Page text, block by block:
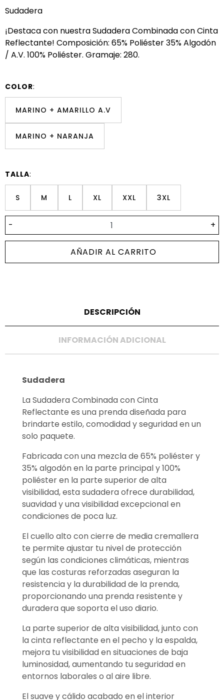
Sudadera
¡Destaca con nuestra Sudadera Combinada con Cinta
Reflectante! Composición: 65% Poliéster 35% Algodón
/ A.V. 100% Poliéster. Gramaje: 280.
COLOR:
MARINO + AMARILLO A.V
MARINO + NARANJA
TALLA:
S M L XL XXL 3XL
- +
AÑADIR AL CARRITO
DESCRIPCIÓN
INFORMACIÓN ADICIONAL
Sudadera
La Sudadera Combinada con Cinta
Reflectante es una prenda diseñada para
brindarte estilo, comodidad y seguridad en un
solo paquete.
Fabricada con una mezcla de 65% poliéster y
35% algodón en la parte principal y 100%
poliéster en la parte superior de alta
visibilidad, esta sudadera ofrece durabilidad,
suavidad y una visibilidad excepcional en
condiciones de poca luz.
El cuello alto con cierre de media cremallera
te permite ajustar tu nivel de protección
según las condiciones climáticas, mientras
que las costuras reforzadas aseguran la
resistencia y la durabilidad de la prenda,
proporcionando una prenda resistente y
duradera que soporta el uso diario.
La parte superior de alta visibilidad, junto con
la cinta reflectante en el pecho y la espalda,
mejora tu visibilidad en situaciones de baja
luminosidad, aumentando tu seguridad en
entornos laborales o al aire libre.
El suave y cálido acabado en el interior